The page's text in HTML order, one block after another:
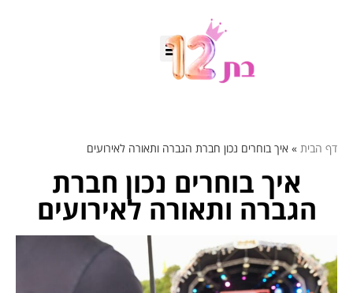
דף הבית » איך בוחרים נכון חברת הגברה ותאורה לאירועים
איך בוחרים נכון חברת
הגברה ותאורה לאירועים